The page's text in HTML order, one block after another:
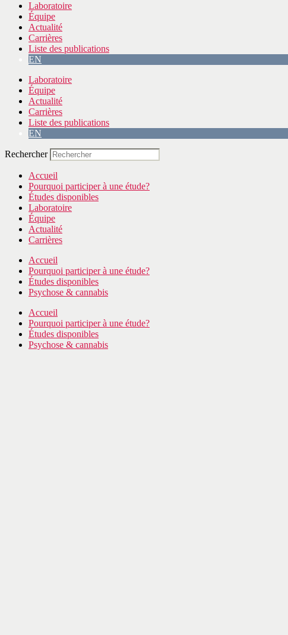
Laboratoire
Équipe
Actualité
Carrières
Liste des publications
EN
Laboratoire
Équipe
Actualité
Carrières
Liste des publications
EN
Rechercher
Accueil
Pourquoi participer à une étude?
Études disponibles
Laboratoire
Équipe
Actualité
Carrières
Accueil
Pourquoi participer à une étude?
Études disponibles
Psychose & cannabis
Accueil
Pourquoi participer à une étude?
Études disponibles
Psychose & cannabis